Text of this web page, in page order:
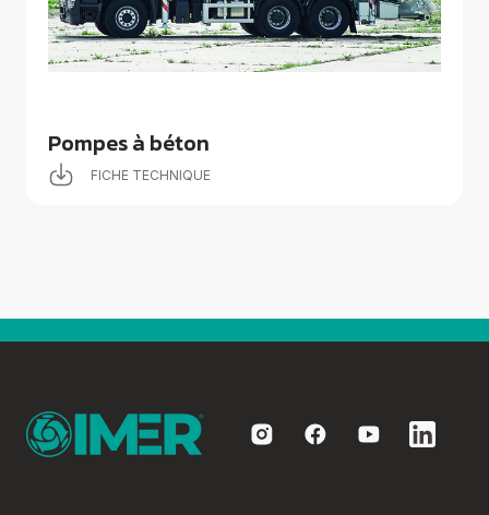
Pompes à béton
FICHE TECHNIQUE